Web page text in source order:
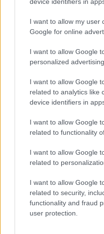
I want to allow my user
Google for online
I want to allow Google
personalized advertising.
I want to allow Google
related to analytics like
device identifiers in
I want to allow Google
related to functionality
I want to allow Google
related to
I want to allow Google
related to security,
functionality and fraud
user protection.
szerint
2011. április 14.
Nemrég az LMP
fejtette ki álláspontját
független
alulról rezonál a Fidesz
gondolatfoszlányaira,
hűbérrendszerében…
Meddig kötelez
A miniszterelnök azt
mintára az alkotmány
megkötést annak
adósodhasson el túlzott
értelmű aranyszabályt